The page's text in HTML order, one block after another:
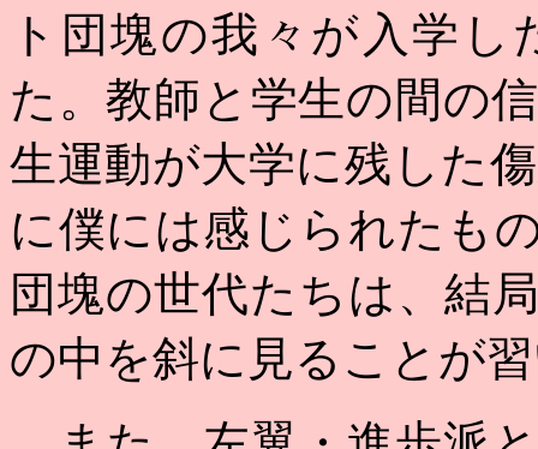
ト団塊の我々が入学
た。教師と学生の間の
生運動が大学に残した
に僕には感じられたも
団塊の世代たちは、結
の中を斜に見ることが